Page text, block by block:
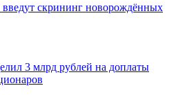
введут скрининг новорождённых
3 млрд рублей на доплаты